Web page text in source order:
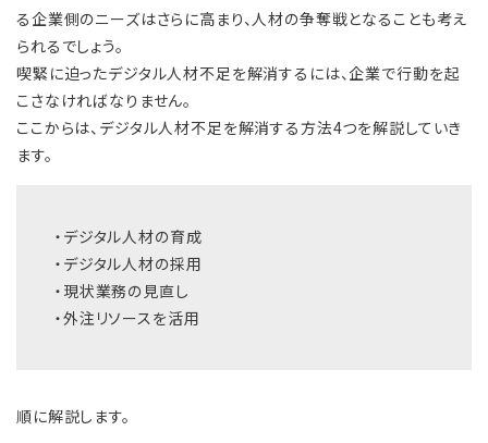
る企業側のニーズはさらに高まり、人材の争奪戦となることも考え
られるでしょう。
喫緊に迫ったデジタル人材不足を解消するには、企業で行動を起
こさなければなりません。
ここからは、デジタル人材不足を解消する方法4つを解説していき
ます。
・デジタル人材の育成
・デジタル人材の採用
・現状業務の見直し
・外注リソースを活用
順に解説します。